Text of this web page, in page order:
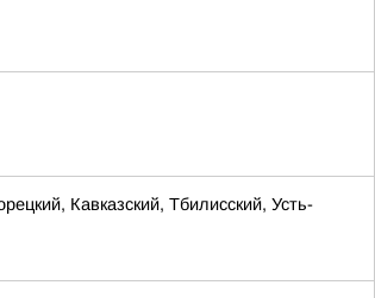
Кавказский, Тбилисский, Усть-